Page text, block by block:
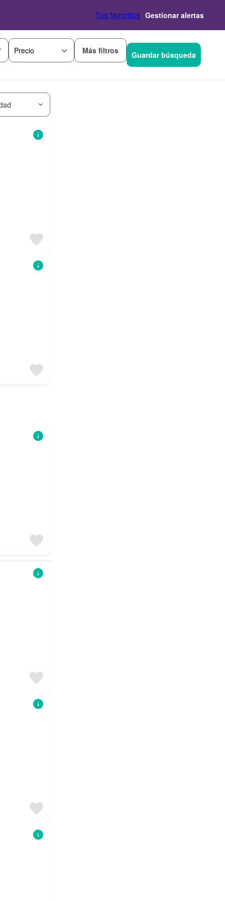
Tus favoritos Gestionar alertas
Precio Más filtros Guardar búsqueda